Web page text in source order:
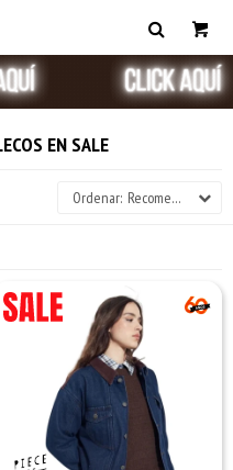
EN SALE
Recomendados